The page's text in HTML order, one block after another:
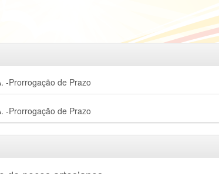
-Prorrogação de Prazo
-Prorrogação de Prazo